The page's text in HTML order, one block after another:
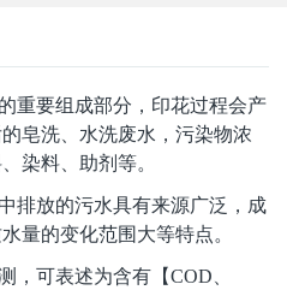
重要组成部分，印花过程会产
皂洗、水洗废水，污染物浓
染料、助剂等。
排放的污水具有来源广泛，成
量的变化范围大等特点。
， 可表述为含有【COD、